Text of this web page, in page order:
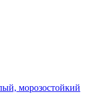
морозостойкий